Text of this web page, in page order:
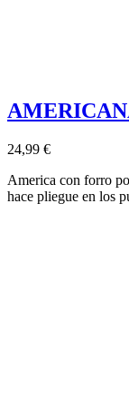
24,99 €
America con forro
hace pliegue en los